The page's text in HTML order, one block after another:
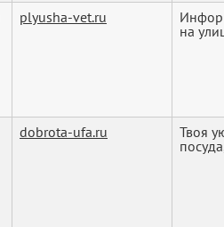
plyusha-vet.ru
на
dobrota-ufa.ru
Твоя